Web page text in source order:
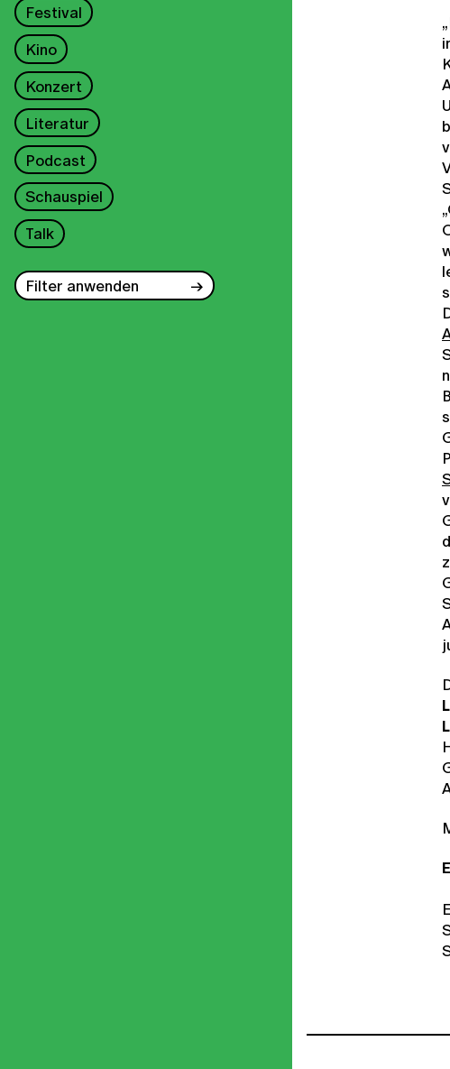
Festival
Kino
Konzert
Literatur
Podcast
Schauspiel
Talk
Filter anwenden